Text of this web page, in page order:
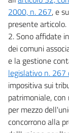
2000, n. 267, e
presente articolo.
2. Sono affidate
dei comuni
e la gestione
legislativo n.
impositiva sui
patrimoniale,
per mezzo
concorrono alla